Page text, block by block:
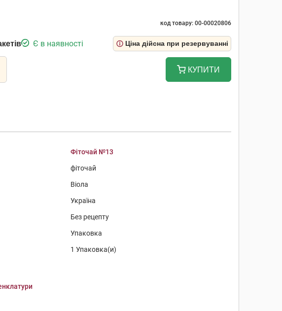
код товару: 00-00020806
Є в наявності Ціна дійсна при резервуванні
КУПИТИ
Фіточай №13
фіточай
Віола
Україна
Без рецепту
Упаковка
1 Упаковка(и)